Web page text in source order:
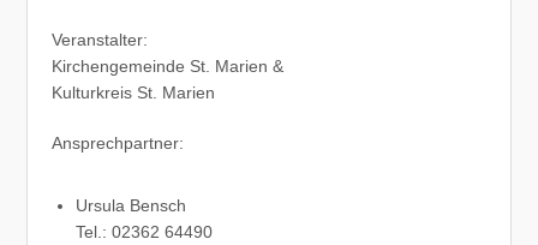
Veranstalter:
Kirchengemeinde St. Marien &
Kulturkreis St. Marien
Ansprechpartner:
Ursula Bensch
Tel.: 02362 64490